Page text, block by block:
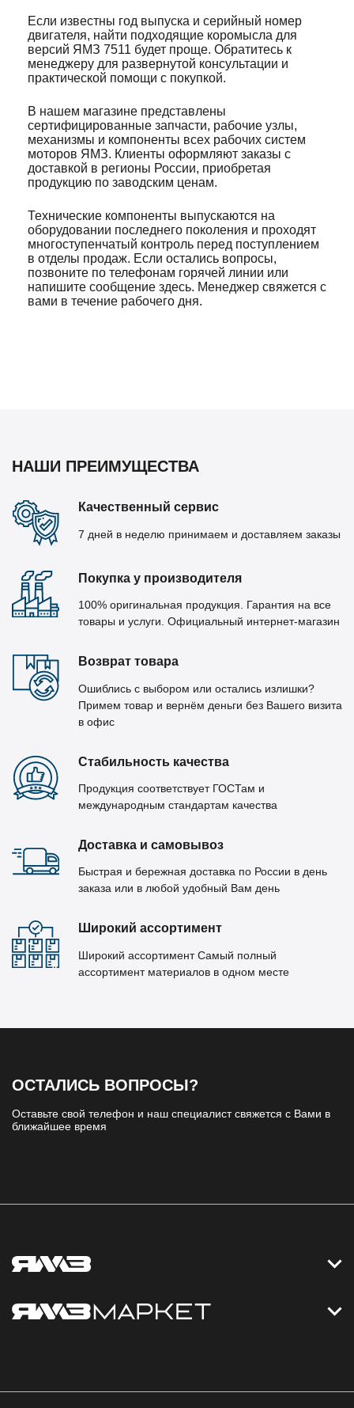
Если известны год выпуска и серийный номер
двигателя, найти подходящие коромысла для
версий ЯМЗ 7511 будет проще. Обратитесь к
менеджеру для развернутой консультации и
практической помощи с покупкой.
В нашем магазине представлены
сертифицированные запчасти, рабочие узлы,
механизмы и компоненты всех рабочих систем
моторов ЯМЗ. Клиенты оформляют заказы с
доставкой в регионы России, приобретая
продукцию по заводским ценам.
Технические компоненты выпускаются на
оборудовании последнего поколения и проходят
многоступенчатый контроль перед поступлением
в отделы продаж. Если остались вопросы,
позвоните по телефонам горячей линии или
напишите сообщение здесь. Менеджер свяжется с
вами в течение рабочего дня.
НАШИ ПРЕИМУЩЕСТВА
Качественный сервис
7 дней в неделю принимаем и доставляем заказы
Покупка у производителя
100% оригинальная продукция. Гарантия на все
товары и услуги. Официальный интернет-магазин
Возврат товара
Ошиблись с выбором или остались излишки?
Примем товар и вернём деньги без Вашего визита
в офис
Стабильность качества
Продукция соответствует ГОСТам и
международным стандартам качества
Доставка и самовывоз
Быстрая и бережная доставка по России в день
заказа или в любой удобный Вам день
Широкий ассортимент
Широкий ассортимент Самый полный
ассортимент материалов в одном месте
ОСТАЛИСЬ ВОПРОСЫ?
Оставьте свой телефон и наш специалист свяжется с Вами в
ближайшее время
Контакты